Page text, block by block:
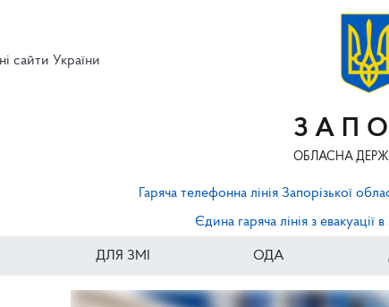
ОБЛАСНА
сайти України
Гаряча телефонна лінія Запорізької
Єдина гаряча лінія з евакуації
ДЛЯ ЗМІ ОДА